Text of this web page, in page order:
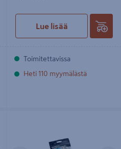
Lue lisää
Toimitettavissa
Heti 110 myymälästä